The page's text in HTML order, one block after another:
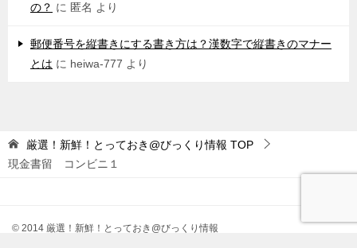
の？ に 匿名 より
郵便番号を縦書きにする書き方は？漢数字で縦書きのマナー
とは に heiwa-777 より
厳選！新鮮！とっておき@びっくり情報 TOP
現金書留 コンビニ１
© 2014 厳選！新鮮！とっておき@びっくり情報